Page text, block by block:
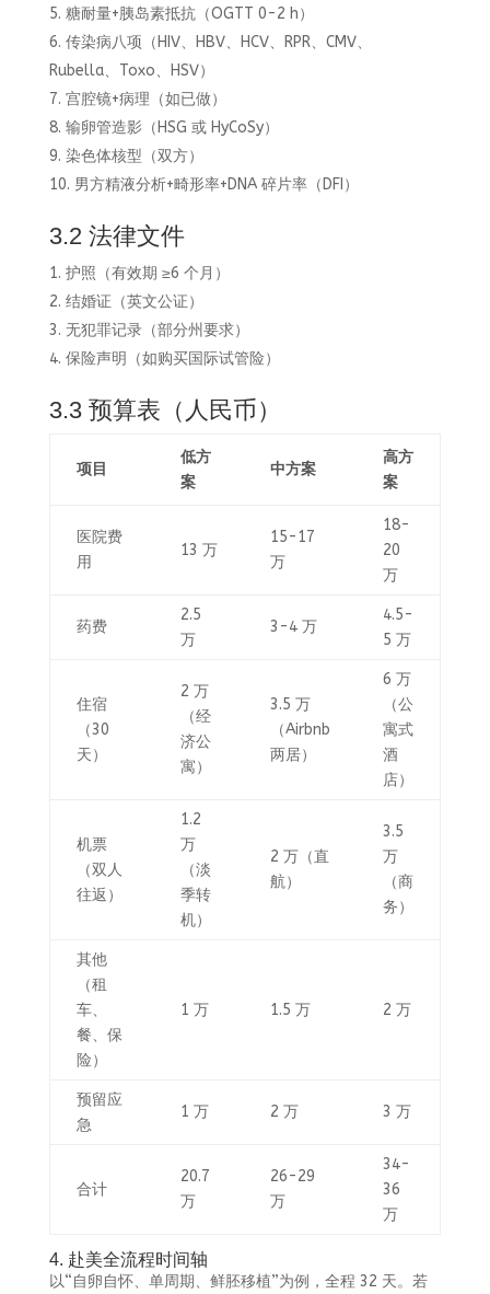
糖耐量+胰岛素抵抗（OGTT 0-2 h）
传染病八项（HIV、HBV、HCV、RPR、CMV、
Rubella、Toxo、HSV）
宫腔镜+病理（如已做）
输卵管造影（HSG 或 HyCoSy）
染色体核型（双方）
男方精液分析+畸形率+DNA 碎片率（DFI）
3.2 法律文件
护照（有效期 ≥6 个月）
结婚证（英文公证）
无犯罪记录（部分州要求）
保险声明（如购买国际试管险）
3.3 预算表（人民币）
项目
低方
案
中方案
高方
案
医院费
用
13 万
15-17
万
18-
20
万
药费
2.5
万
3-4 万
4.5-
5 万
住宿
（30
天）
2 万
（经
济公
寓）
3.5 万
（Airbnb
两居）
6 万
（公
寓式
酒
店）
机票
（双人
往返）
1.2
万
（淡
季转
机）
2 万（直
航）
3.5
万
（商
务）
其他
（租
车、
餐、保
险）
1 万 1.5 万 2 万
预留应
急
1 万 2 万 3 万
合计
20.7
万
26-29
万
34-
36
万
4. 赴美全流程时间轴
以“自卵自怀、单周期、鲜胚移植”为例，全程 32 天。若